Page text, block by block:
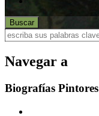
Navegar a
Biografías Pintores